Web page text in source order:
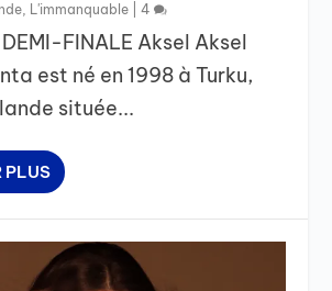
L'immanquable |4
DEMI-FINALE Aksel Aksel
est né en 1998 à Turku,
située...
PLUS